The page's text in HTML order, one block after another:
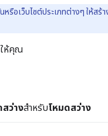
อเว็บไซต์ประเภทต่างๆ ให้ส
ให้คุณ
ว่างสำหรับโหมดสว่าง